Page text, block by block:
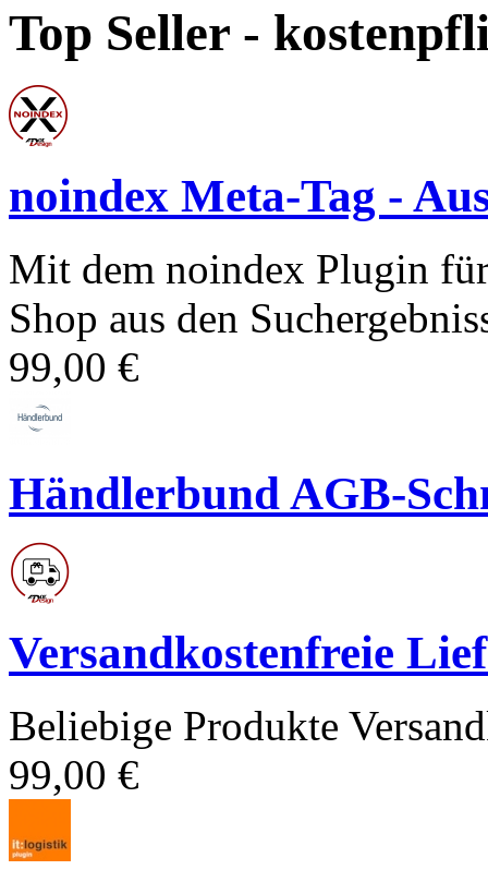
Top Seller -
noindex Meta-Tag -
Mit dem noindex Plugin
Shop aus den
99,00 €
Händlerbund AGB-
Versandkostenfreie
Beliebige Produkte
99,00 €